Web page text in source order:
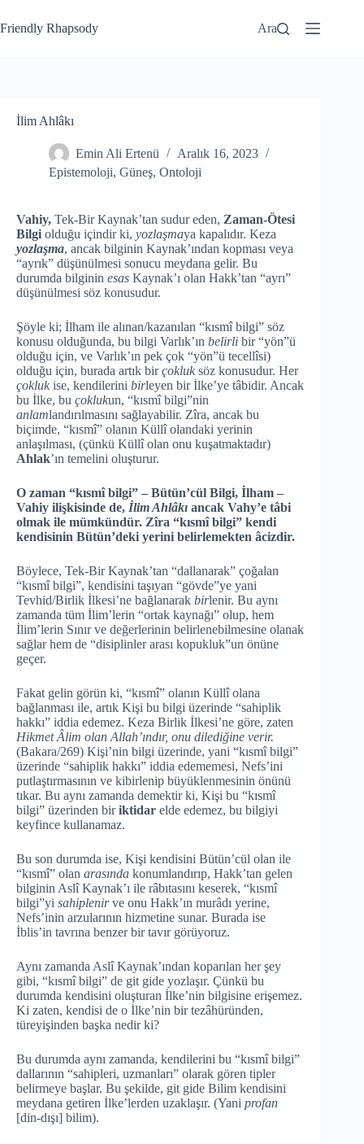
Friendly Rhapsody Ara
İlim Ahlâkı
Emin Ali Ertenü
Aralık 16, 2023
Epistemoloji, Güneş, Ontoloji
Vahiy, Tek-Bir Kaynak’tan sudur eden, Zaman-Ötesi
Bilgi olduğu içindir ki, yozlaşmaya kapalıdır. Keza
yozlaşma, ancak bilginin Kaynak’ından kopması veya
“ayrık” düşünülmesi sonucu meydana gelir. Bu
durumda bilginin esas Kaynak’ı olan Hakk’tan “ayrı”
düşünülmesi söz konusudur.
Şöyle ki; İlham ile alınan/kazanılan “kısmî bilgi” söz
konusu olduğunda, bu bilgi Varlık’ın belirli bir “yön”ü
olduğu için, ve Varlık’ın pek çok “yön”ü tecellîsi)
olduğu için, burada artık birçokluk söz konusudur. Her
çokluk ise, kendilerini birleyen bir İlke’ye tâbidir. Ancak
bu İlke, bu çoklukun, “kısmî bilgi”nin
anlamlandırılmasını sağlayabilir. Zîra, ancak bu
biçimde, “kısmî” olanın Küllî olandaki yerinin
anlaşılması, (çünkü Küllî olan onu kuşatmaktadır)
Ahlak’ın temelini oluşturur.
O zaman “kısmî bilgi” – Bütün’cül Bilgi, İlham –
Vahiy ilişkisinde de, İlim Ahlâkı ancak Vahy’e tâbi
olmak ile mümkündür. Zîra “kısmî bilgi” kendi
kendisinin Bütün’deki yerini belirlemekten âcizdir.
Böylece, Tek-Bir Kaynak’tan “dallanarak” çoğalan
“kısmî bilgi”, kendisini taşıyan “gövde”ye yani
Tevhid/Birlik İlkesi’ne bağlanarak birlenir. Bu aynı
zamanda tüm İlim’lerin “ortak kaynağı” olup, hem
İlim’lerin Sınır ve değerlerinin belirlenebilmesine olanak
sağlar hem de “disiplinler arası kopukluk”un önüne
geçer.
Fakat gelin görün ki, “kısmî” olanın Küllî olana
bağlanması ile, artık Kişi bu bilgi üzerinde “sahiplik
hakkı” iddia edemez. Keza Birlik İlkesi’ne göre, zaten
Hikmet Âlim olan Allah’ındır, onu dilediğine verir.
(Bakara/269) Kişi’nin bilgi üzerinde, yani “kısmî bilgi”
üzerinde “sahiplik hakkı” iddia edememesi, Nefs’ini
putlaştırmasının ve kibirlenip büyüklenmesinin önünü
tıkar. Bu aynı zamanda demektir ki, Kişi bu “kısmî
bilgi” üzerinden biriktidar elde edemez, bu bilgiyi
keyfince kullanamaz.
Bu son durumda ise, Kişi kendisini Bütün’cül olan ile
“kısmî” olan arasında konumlandırıp, Hakk’tan gelen
bilginin Aslî Kaynak’ı ile râbıtasını keserek, “kısmî
bilgi”yi sahiplenirve onu Hakk’ın murâdı yerine,
Nefs’inin arzularının hizmetine sunar. Burada ise
İblis’in tavrına benzer bir tavır görüyoruz.
Aynı zamanda Aslî Kaynak’ından koparılan her şey
gibi, “kısmî bilgi” de git gide yozlaşır. Çünkü bu
durumda kendisini oluşturan İlke’nin bilgisine erişemez.
Ki zaten, kendisi de o İlke’nin bir tezâhüründen,
türeyişinden başka nedir ki?
Bu durumda aynı zamanda, kendilerini bu “kısmî bilgi”
dallarının “sahipleri, uzmanları” olarak gören tipler
belirmeye başlar. Bu şekilde, git gide Bilim kendisini
meydana getiren İlke’lerden uzaklaşır. (Yani profan
[din-dışı] bilim).